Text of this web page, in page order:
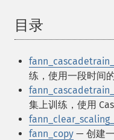
目录
练，使用一段时间
集上训练，使用
fann_copy — 创建